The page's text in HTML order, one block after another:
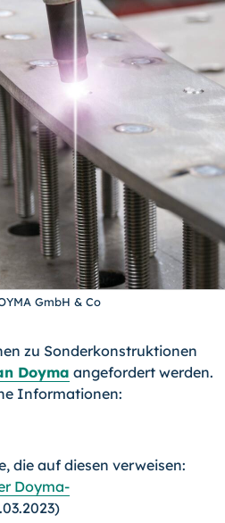
GmbH & Co
zu Sonderkonstruktionen
Doyma angefordert werden.
Informationen:
die auf diesen verweisen:
Doyma-